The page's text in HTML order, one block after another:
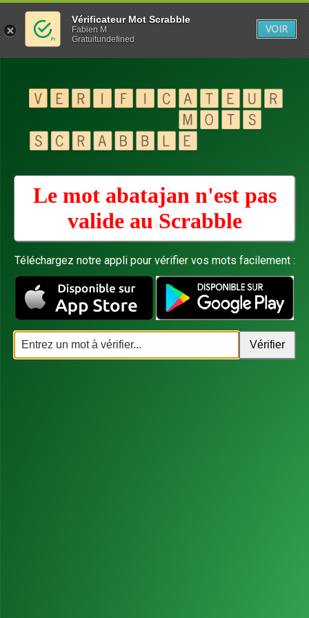
Le mot abatajan n'est pas
valide au Scrabble
Téléchargez notre appli pour vérifier vos mots facilement :
Vérificateur Mot Scrabble
Fabien M
Gratuitundefined
VOIR